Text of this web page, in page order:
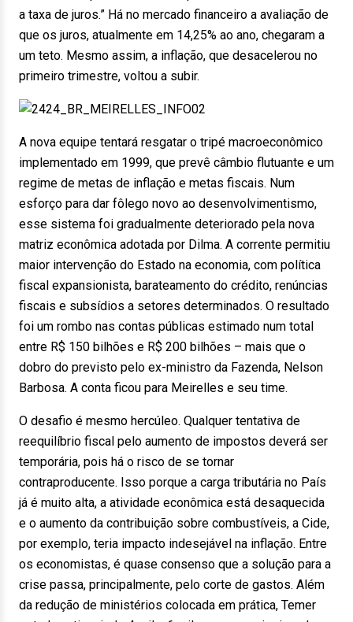
a taxa de juros.” Há no mercado financeiro a avaliação de
que os juros, atualmente em 14,25% ao ano, chegaram a
um teto. Mesmo assim, a inflação, que desacelerou no
primeiro trimestre, voltou a subir.
A nova equipe tentará resgatar o tripé macroeconômico
implementado em 1999, que prevê câmbio flutuante e um
regime de metas de inflação e metas fiscais. Num
esforço para dar fôlego novo ao desenvolvimentismo,
esse sistema foi gradualmente deteriorado pela nova
matriz econômica adotada por Dilma. A corrente permitiu
maior intervenção do Estado na economia, com política
fiscal expansionista, barateamento do crédito, renúncias
fiscais e subsídios a setores determinados. O resultado
foi um rombo nas contas públicas estimado num total
entre R$ 150 bilhões e R$ 200 bilhões – mais que o
dobro do previsto pelo ex-ministro da Fazenda, Nelson
Barbosa. A conta ficou para Meirelles e seu time.
O desafio é mesmo hercúleo. Qualquer tentativa de
reequilíbrio fiscal pelo aumento de impostos deverá ser
temporária, pois há o risco de se tornar
contraproducente. Isso porque a carga tributária no País
já é muito alta, a atividade econômica está desaquecida
e o aumento da contribuição sobre combustíveis, a Cide,
por exemplo, teria impacto indesejável na inflação. Entre
os economistas, é quase consenso que a solução para a
crise passa, principalmente, pelo corte de gastos. Além
da redução de ministérios colocada em prática, Temer